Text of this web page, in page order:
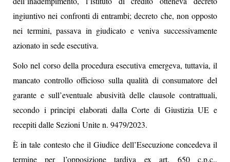
ingiuntivo nei confronti di entrambi; decreto che, non opposto
nei termini, passava in giudicato e veniva successivamente
azionato in sede esecutiva.
Solo nel corso della procedura esecutiva emergeva, tuttavia, il
mancato controllo officioso sulla qualità di consumatore del
garante e sull’eventuale abusività delle clausole contrattuali,
secondo i principi elaborati dalla Corte di Giustizia UE e
recepiti dalle Sezioni Unite n. 9479/2023.
È in tale contesto che il Giudice dell’Esecuzione concedeva il
termine per l’opposizione tardiva ex art. 650 c.p.c.,